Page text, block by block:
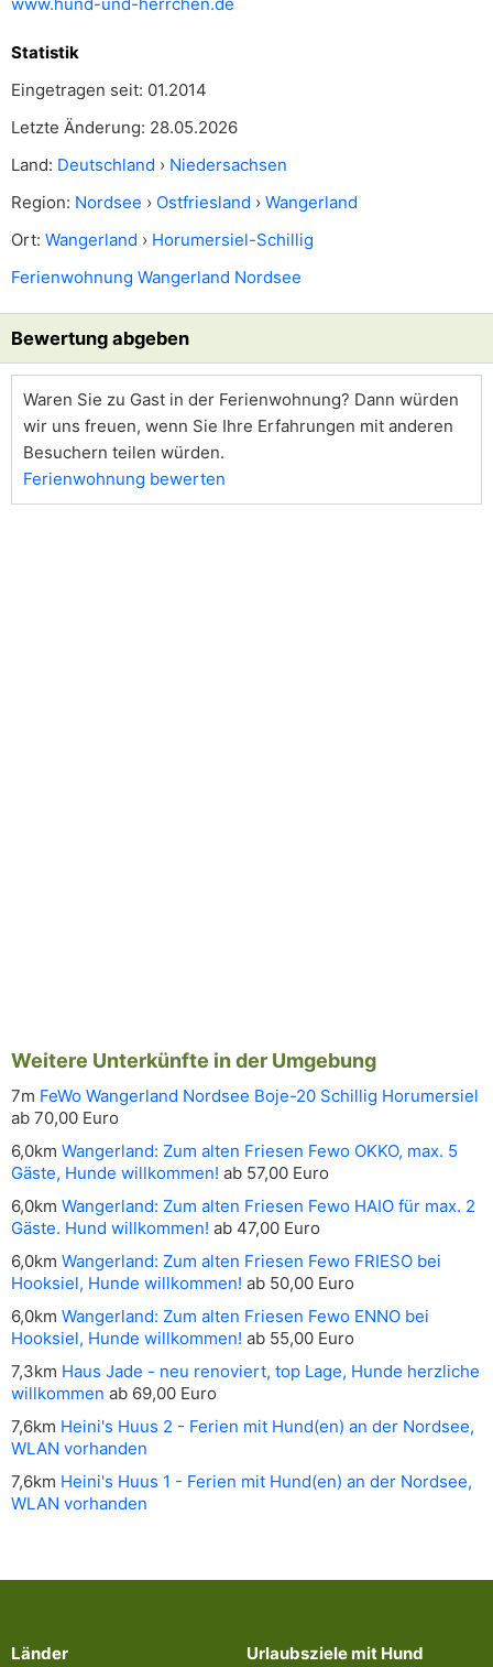
Statistik
Eingetragen seit: 01.2014
Letzte Änderung: 28.05.2026
Land: Deutschland › Niedersachsen
Region: Nordsee › Ostfriesland › Wangerland
Ort: Wangerland › Horumersiel-Schillig
Ferienwohnung Wangerland Nordsee
Bewertung abgeben
Waren Sie zu Gast in der Ferienwohnung? Dann würden
wir uns freuen, wenn Sie Ihre Erfahrungen mit anderen
Besuchern teilen würden.
Ferienwohnung bewerten
Weitere Unterkünfte in der Umgebung
7m FeWo Wangerland Nordsee Boje-20 Schillig Horumersiel
ab 70,00 Euro
6,0km Wangerland: Zum alten Friesen Fewo OKKO, max. 5
Gäste, Hunde willkommen! ab 57,00 Euro
6,0km Wangerland: Zum alten Friesen Fewo HAIO für max. 2
Gäste. Hund willkommen! ab 47,00 Euro
6,0km Wangerland: Zum alten Friesen Fewo FRIESO bei
Hooksiel, Hunde willkommen! ab 50,00 Euro
6,0km Wangerland: Zum alten Friesen Fewo ENNO bei
Hooksiel, Hunde willkommen! ab 55,00 Euro
7,3km Haus Jade - neu renoviert, top Lage, Hunde herzliche
willkommen ab 69,00 Euro
7,6km Heini's Huus 2 - Ferien mit Hund(en) an der Nordsee,
WLAN vorhanden
7,6km Heini's Huus 1 - Ferien mit Hund(en) an der Nordsee,
WLAN vorhanden
Länder Urlaubsziele mit Hund